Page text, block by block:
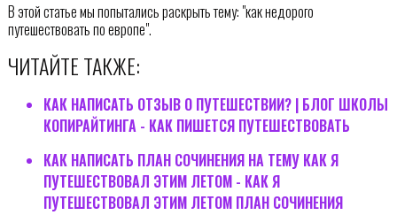
В этой статье мы попытались раскрыть тему: "как недорого
путешествовать по европе".
ЧИТАЙТЕ ТАКЖЕ:
КАК НАПИСАТЬ ОТЗЫВ О ПУТЕШЕСТВИИ? | БЛОГ ШКОЛЫ
КОПИРАЙТИНГА - КАК ПИШЕТСЯ ПУТЕШЕСТВОВАТЬ
КАК НАПИСАТЬ ПЛАН СОЧИНЕНИЯ НА ТЕМУ КАК Я
ПУТЕШЕСТВОВАЛ ЭТИМ ЛЕТОМ - КАК Я
ПУТЕШЕСТВОВАЛ ЭТИМ ЛЕТОМ ПЛАН СОЧИНЕНИЯ